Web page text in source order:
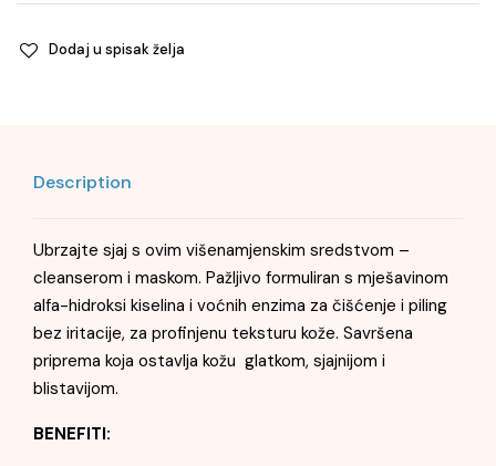
100
quantity
Dodaj u spisak želja
Description
Ubrzajte sjaj s ovim višenamjenskim sredstvom –
cleanserom i maskom. Pažljivo formuliran s mješavinom
alfa-hidroksi kiselina i voćnih enzima za čišćenje i piling
bez iritacije, za profinjenu teksturu kože. Savršena
priprema koja ostavlja kožu glatkom, sjajnijom i
blistavijom.
BENEFITI: